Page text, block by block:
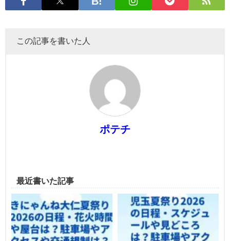
この記事を書いた人
ポテチ
最近書いた記事